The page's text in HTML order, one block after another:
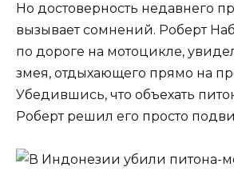
Но достоверность недавнего
вызывает сомнений. Роберт
по дороге на мотоцикле,
змея, отдыхающего прямо на
Убедившись, что объехать
Роберт решил его просто